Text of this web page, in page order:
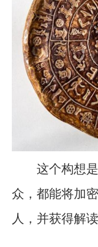
这个构想
众，都能将加
人，并获得解读